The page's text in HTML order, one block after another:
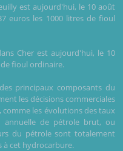
est aujourd'hui, le 10 août
euros les 1000 litres de fioul
Cher est aujourd'hui, le 10
de fioul ordinaire.
principaux composants du
les décisions commerciales
les évolutions des taux
annuelle de pétrole brut, ou
du pétrole sont totalement
à cet hydrocarbure.